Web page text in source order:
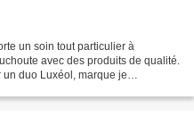
un soin tout particulier à
avec des produits de qualité.
duo Luxéol, marque je